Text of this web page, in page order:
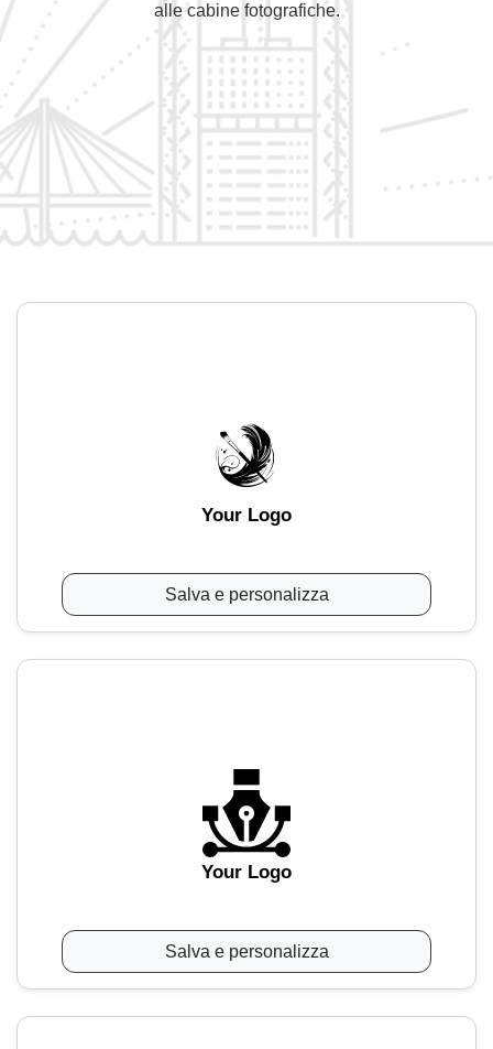
alle cabine fotografiche.
Your Logo
Salva e personalizza
Your Logo
Salva e personalizza